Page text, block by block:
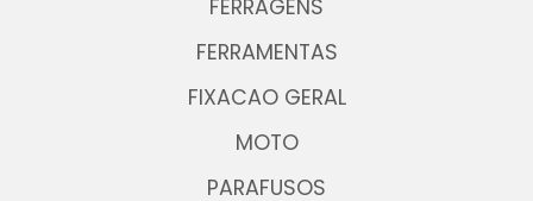
FERRAGENS
FERRAMENTAS
FIXACAO GERAL
MOTO
PARAFUSOS